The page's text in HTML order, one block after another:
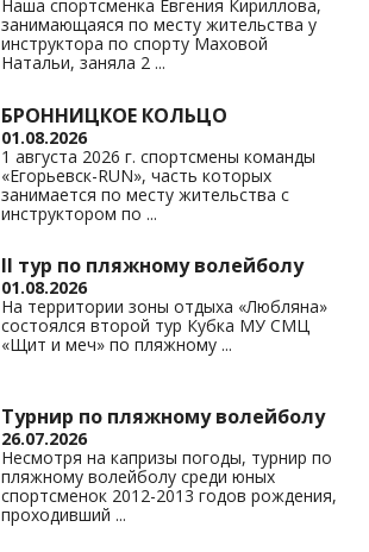
Наша спортсменка Евгения Кириллова,
занимающаяся по месту жительства у
инструктора по спорту Маховой
Натальи, заняла 2 ...
БРОННИЦКОЕ КОЛЬЦО
01.08.2026
1 августа 2026 г. спортсмены команды
«Егорьевск-RUN», часть которых
занимается по месту жительства с
инструктором по ...
II тур по пляжному волейболу
01.08.2026
На территории зоны отдыха «Любляна»
состоялся второй тур Кубка МУ СМЦ
«Щит и меч» по пляжному ...
Турнир по пляжному волейболу
26.07.2026
Несмотря на капризы погоды, турнир по
пляжному волейболу среди юных
спортсменок 2012-2013 годов рождения,
проходивший ...